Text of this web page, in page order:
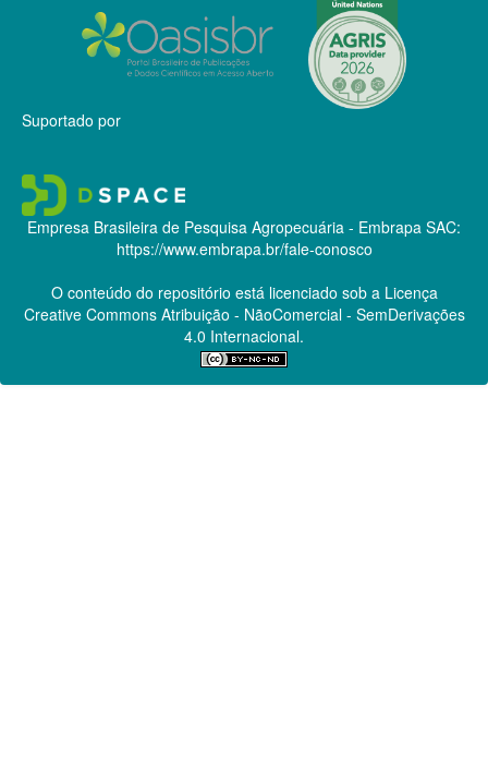
Suportado por
Empresa Brasileira de Pesquisa Agropecuária - Embrapa SAC:
https://www.embrapa.br/fale-conosco
O conteúdo do repositório está licenciado sob a Licença
Creative CommonsAtribuição - NãoComercial - SemDerivações
4.0 Internacional.